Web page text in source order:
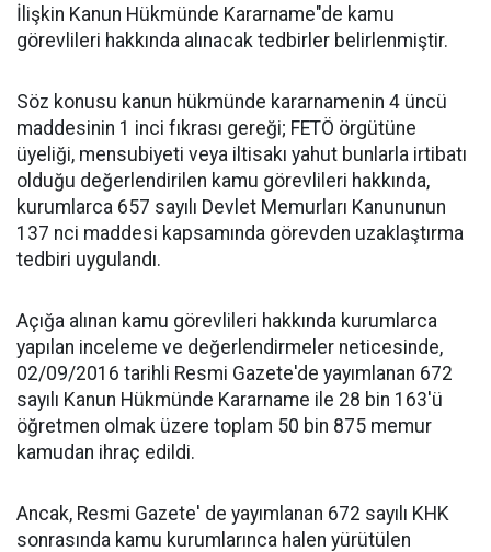
İlişkin Kanun Hükmünde Kararname"de kamu
görevlileri hakkında alınacak tedbirler belirlenmiştir.
Söz konusu kanun hükmünde kararnamenin 4 üncü
maddesinin 1 inci fıkrası gereği; FETÖ örgütüne
üyeliği, mensubiyeti veya iltisakı yahut bunlarla irtibatı
olduğu değerlendirilen kamu görevlileri hakkında,
kurumlarca 657 sayılı Devlet Memurları Kanununun
137 nci maddesi kapsamında görevden uzaklaştırma
tedbiri uygulandı.
Açığa alınan kamu görevlileri hakkında kurumlarca
yapılan inceleme ve değerlendirmeler neticesinde,
02/09/2016 tarihli Resmi Gazete'de yayımlanan 672
sayılı Kanun Hükmünde Kararname ile 28 bin 163'ü
öğretmen olmak üzere toplam 50 bin 875 memur
kamudan ihraç edildi.
Ancak, Resmi Gazete' de yayımlanan 672 sayılı KHK
sonrasında kamu kurumlarınca halen yürütülen